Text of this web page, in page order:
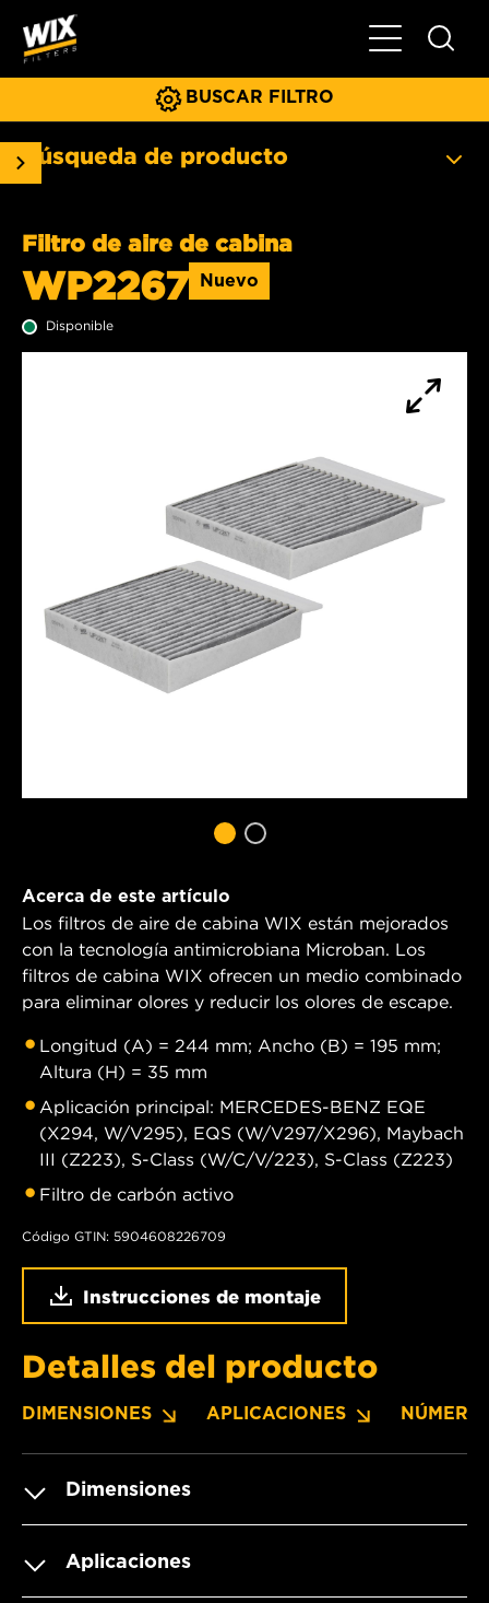
Menú
BUSCAR FILTRO
Búsqueda de producto
Filtro de aire de cabina
WP2267 Nuevo
Disponible
Acerca de este artículo
Los filtros de aire de cabina WIX están mejorados
con la tecnología antimicrobiana Microban. Los
filtros de cabina WIX ofrecen un medio combinado
para eliminar olores y reducir los olores de escape.
Longitud (A) = 244 mm; Ancho (B) = 195 mm;
Altura (H) = 35 mm
Aplicación principal: MERCEDES-BENZ EQE
(X294, W/V295), EQS (W/V297/X296), Maybach
III (Z223), S-Class (W/C/V/223), S-Class (Z223)
Filtro de carbón activo
Código GTIN: 5904608226709
Instrucciones de montaje
Detalles del producto
DIMENSIONES APLICACIONES
Dimensiones
Aplicaciones